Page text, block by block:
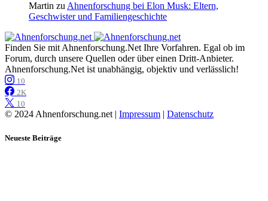
Martin zuAhnenforschung bei Elon Musk: Eltern,
Geschwister und Familiengeschichte
Finden Sie mit Ahnenforschung.Net Ihre Vorfahren. Egal ob im
Forum, durch unsere Quellen oder über einen Dritt-Anbieter.
Ahnenforschung.Net ist unabhängig, objektiv und verlässlich!
10
2K
10
© 2024 Ahnenforschung.net | Impressum Datenschutz
Neueste Beiträge